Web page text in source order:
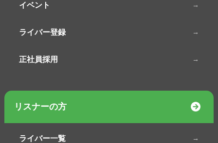
イベント
ライバー登録
正社員採用
リスナーの方
ライバー一覧